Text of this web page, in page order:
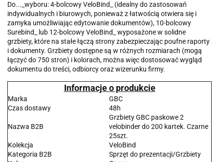
Do..._wyboru: 4-bolcowy VeloBind_ (idealny do zastosowań
indywidualnych i biurowych, ponieważ z łatwością otwiera się i
zamyka umożliwiając edytowanie dokumentów), 10-bolcowy
Surebind_ lub 12-bolcowy VeloBind_ wyposażone w solidne
grzbiety, które na stałe łączą strony zabezpieczając poufne raporty
i dokumenty. Grzbiety dostępne są w różnych rozmiarach (mogą
łączyć do 750 stron) i kolorach, można więc dostosować wygląd
dokumentu do treści, odbiorcy oraz wizerunku firmy.
Informacje o produkcie
Marka
GBC
Czas dostawy
48h
Nazwa B2B
Grzbiety GBC paskowe 2
velobinder do 200 kartek. Czarne
25szt.
Kolekcja
VeloBind
Kategoria B2B
Sprzęt do prezentacji/Grzbiety